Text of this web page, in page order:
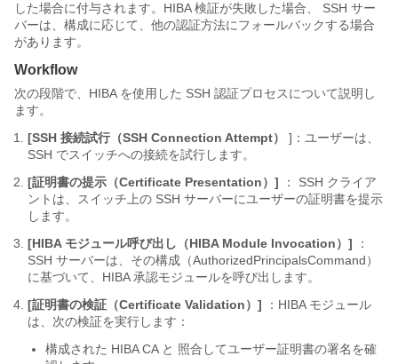
した場合に付与されます。HIBA 検証が失敗した場合、 SSH サー
バーは、構成に応じて、他の認証方法にフォールバックする場合
があります。
Workflow
次の段階で、HIBA を使用した SSH 認証プロセスについて説明し
ます。
[SSH 接続試行（SSH Connection Attempt）
]：ユーザーは、
SSH でスイッチへの接続を試行します。
[証明書の提示（Certificate Presentation）] ： SSH クライア
ントは、スイッチ上の SSH サーバーにユーザーの証明書を提示
します。
[HIBA モジュール呼び出し（HIBA Module Invocation）] ：
SSH サーバーは、その構成（AuthorizedPrincipalsCommand）
に基づいて、HIBA 承認モジュールを呼び出します。
[証明書の検証（Certificate Validation）] ：HIBA モジュール
は、次の検証を実行します：
構成された HIBA CA と 照合してユーザー証明書の署名を確